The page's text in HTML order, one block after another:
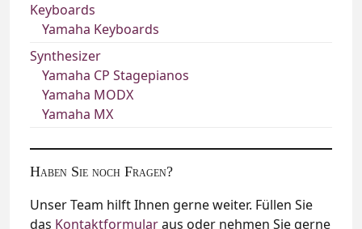
Keyboards
Yamaha Keyboards
Synthesizer
Yamaha CP Stagepianos
Yamaha MODX
Yamaha MX
Haben Sie noch Fragen?
Unser Team hilft Ihnen gerne weiter. Füllen Sie
das Kontaktformularaus oder nehmen Sie gerne